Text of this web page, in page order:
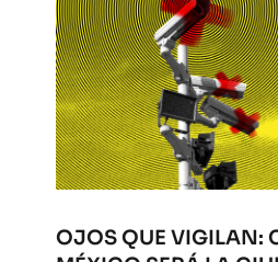
OJOS QUE VIGILAN: